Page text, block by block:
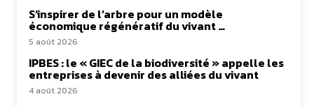
S’inspirer de l’arbre pour un modèle
économique régénératif du vivant …
5 août 2026
IPBES : le « GIEC de la biodiversité » appelle les
entreprises à devenir des alliées du vivant
4 août 2026